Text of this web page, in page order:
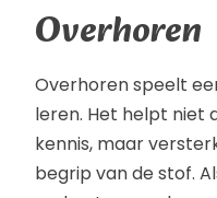
Overhoren
Overhoren speelt
leren. Het helpt niet
kennis, maar
begrip van de stof.